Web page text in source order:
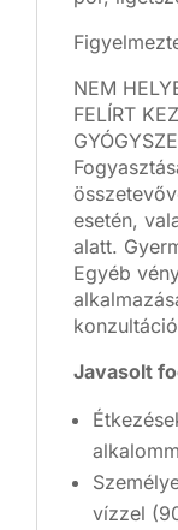
NEM
FELÍRT
esetén,
alatt.
Egyéb
Javasolt
vízzel